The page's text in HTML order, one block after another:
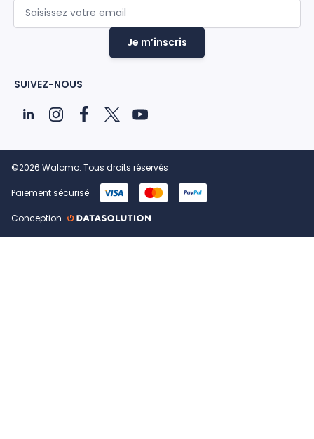
Je m’inscris
SUIVEZ-NOUS
©2026 Walomo. Tous droits réservés
Paiement sécurisé
Conception